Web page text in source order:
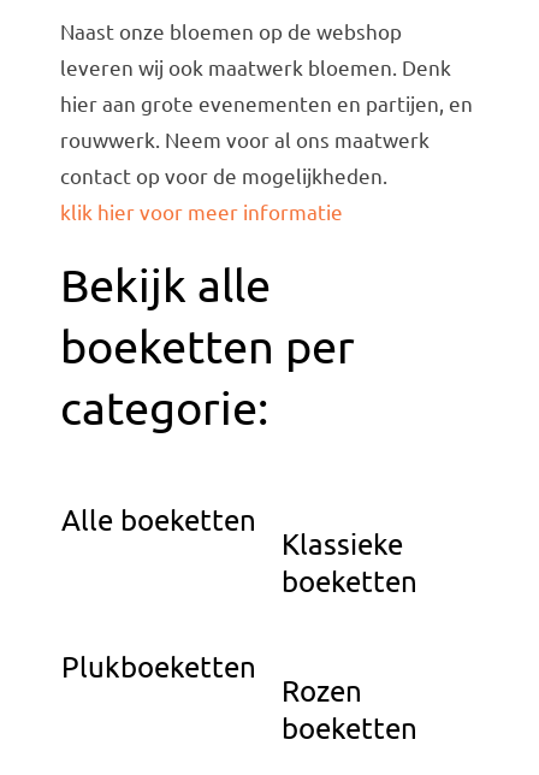
Naast onze bloemen op de webshop
leveren wij ook maatwerk bloemen. Denk
hier aan grote evenementen en partijen, en
rouwwerk. Neem voor al ons maatwerk
contact op voor de mogelijkheden.
klik hier voor meer informatie
Bekijk alle
boeketten per
categorie:
Alle boeketten
Klassieke
boeketten
Plukboeketten
Rozen
boeketten